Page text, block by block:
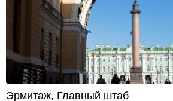
Эрмитаж, Главный штаб